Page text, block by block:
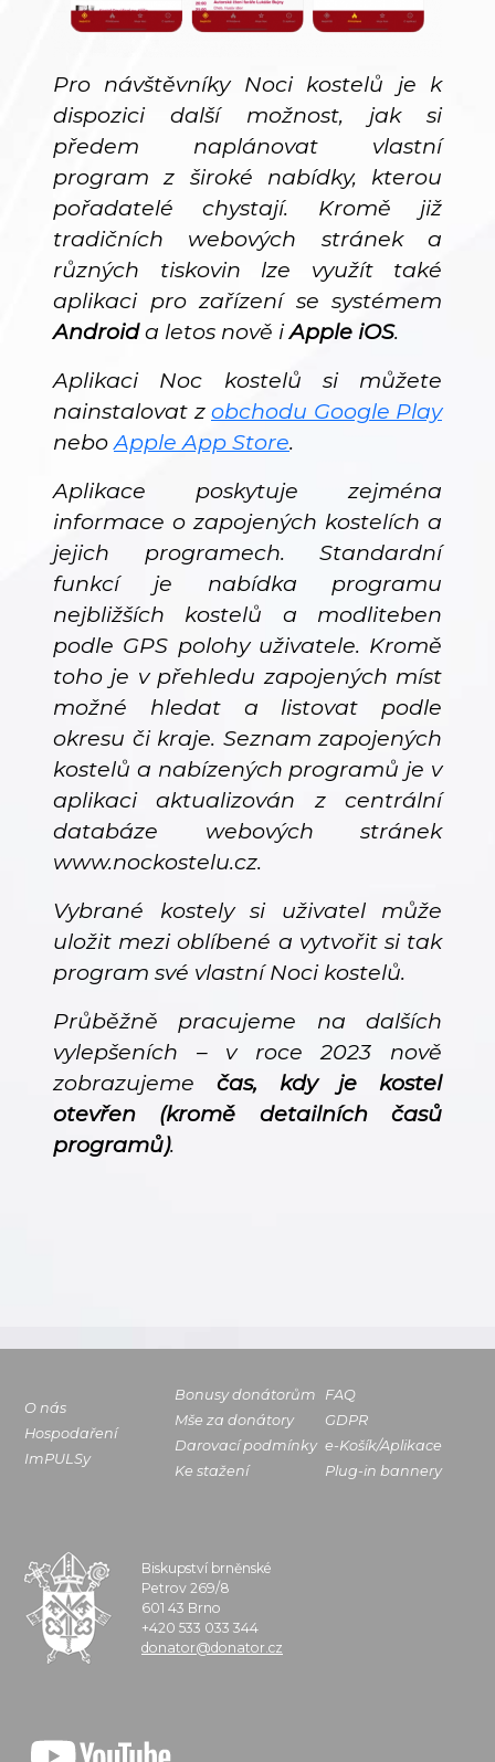
Pro návštěvníky Noci kostelů je k
dispozici další možnost, jak si
předem naplánovat vlastní
program z široké nabídky, kterou
pořadatelé chystají. Kromě již
tradičních webových stránek a
různých tiskovin lze využít také
aplikaci pro zařízení se systémem
Androida letos nově iApple iOS.
Aplikaci Noc kostelů si můžete
nainstalovat z obchodu Google Play
neboApple App Store.
Aplikace poskytuje zejména
informace o zapojených kostelích a
jejich programech. Standardní
funkcí je nabídka programu
nejbližších kostelů a modliteben
podle GPS polohy uživatele. Kromě
toho je v přehledu zapojených míst
možné hledat a listovat podle
okresu či kraje. Seznam zapojených
kostelů a nabízených programů je v
aplikaci aktualizován z centrální
databáze webových stránek
www.nockostelu.cz.
Vybrané kostely si uživatel může
uložit mezi oblíbené a vytvořit si tak
program své vlastní Noci kostelů.
Průběžně pracujeme na dalších
vylepšeních – v roce 2023 nově
zobrazujeme čas, kdy je kostel
otevřen (kromě detailních časů
programů).
Biskupství brněnské
Petrov 269/8
601 43 Brno
+420 533 033 344
donator@donator.cz
O nás
Hospodaření
ImPULSy
Bonusy donátorům
Mše za donátory
Darovací podmínky
Ke stažení
FAQ
GDPR
e-Košík/Aplikace
Plug-in bannery